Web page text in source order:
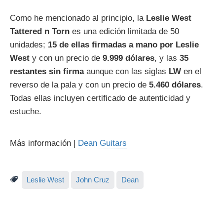
Como he mencionado al principio, la Leslie West
Tattered n Torn es una edición limitada de 50
unidades; 15 de ellas firmadas a mano por Leslie
West y con un precio de 9.999 dólares, y las 35
restantes sin firmaaunque con las siglas LW en el
reverso de la pala y con un precio de 5.460 dólares.
Todas ellas incluyen certificado de autenticidad y
estuche.
Más información | Dean Guitars
Leslie West John Cruz Dean